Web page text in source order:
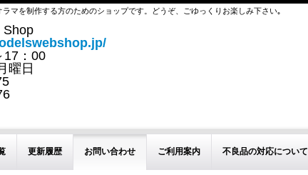
マを制作する方のためのショップです。どうぞ、ごゆっくりお楽しみ下さい｡
17：00
曜日
更新履歴 お問い合わせ ご利用案内 不良品の対応について